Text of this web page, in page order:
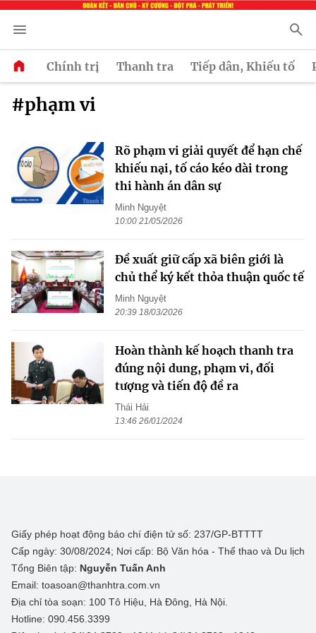
Chính trị Thanh tra Tiếp dân, Khiếu tố
#phạm vi
Rõ phạm vi giải quyết để hạn chế
khiếu nại, tố cáo kéo dài trong
thi hành án dân sự
Minh Nguyệt
10:00 21/05/2026
Đề xuất giữ cấp xã biên giới là
chủ thể ký kết thỏa thuận quốc tế
Minh Nguyệt
20:39 18/03/2026
Hoàn thành kế hoạch thanh tra
đúng nội dung, phạm vi, đối
tượng và tiến độ đề ra
Thái Hải
13:46 26/01/2024
Giấy phép hoạt động báo chí điện tử số: 237/GP-BTTTT
Cấp ngày: 30/08/2024; Nơi cấp: Bộ Văn hóa - Thể thao và Du lịch
Tổng Biên tập: Nguyễn Tuấn Anh
Email: toasoan@thanhtra.com.vn
Địa chỉ tòa soạn: 100 Tô Hiệu, Hà Đông, Hà Nội.
Hotline: 090.456.3399